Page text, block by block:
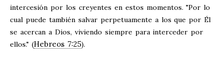
intercesión por los creyentes en estos momentos. "Por lo
cual puede también salvar perpetuamente a los que por Él
se acercan a Dios, viviendo siempre para interceder por
ellos." (Hebreos 7:25).